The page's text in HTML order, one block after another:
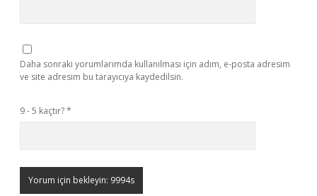
Daha sonraki yorumlarımda kullanılması için adım, e-posta adresim
ve site adresim bu tarayıcıya kaydedilsin.
9 - 5 kaçtır?*